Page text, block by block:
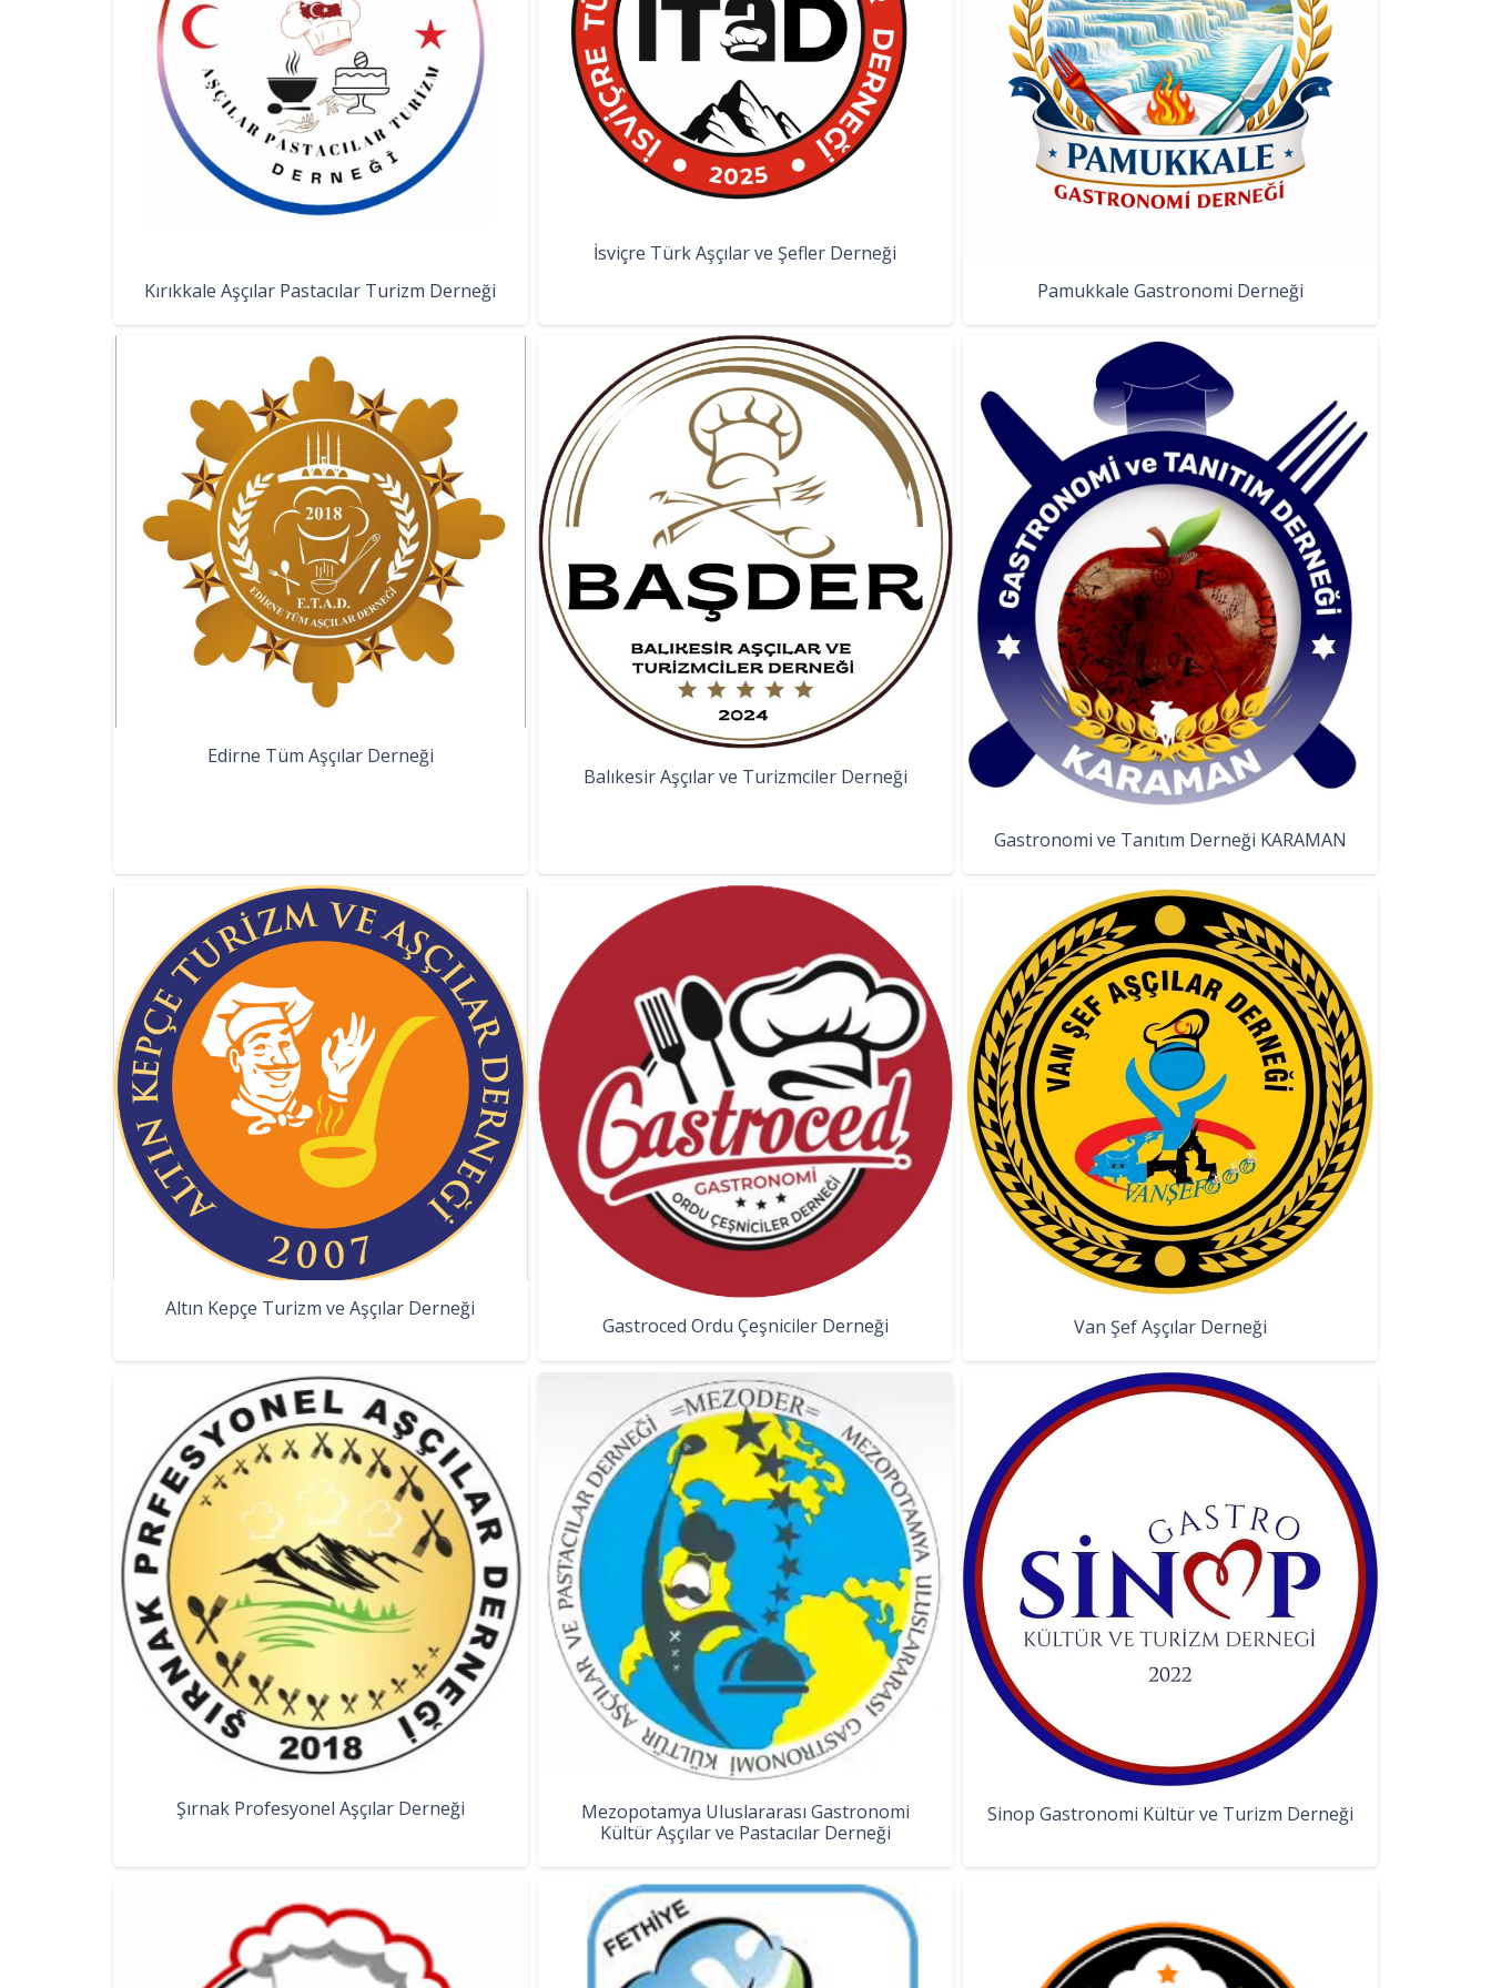
Kırıkkale Aşçılar Pastacılar Turizm Derneği
İsviçre Türk Aşçılar ve Şefler Derneği
Pamukkale Gastronomi Derneği
Edirne Tüm Aşçılar Derneği
Balıkesir Aşçılar ve Turizmciler Derneği
Gastronomi ve Tanıtım Derneği KARAMAN
Altın Kepçe Turizm ve Aşçılar Derneği
Gastroced Ordu Çeşniciler Derneği Van Şef Aşçılar Derneği
Şırnak Profesyonel Aşçılar Derneği
Mezopotamya Uluslararası Gastronomi
Kültür Aşçılar ve Pastacılar Derneği
Sinop Gastronomi Kültür ve Turizm Derneği